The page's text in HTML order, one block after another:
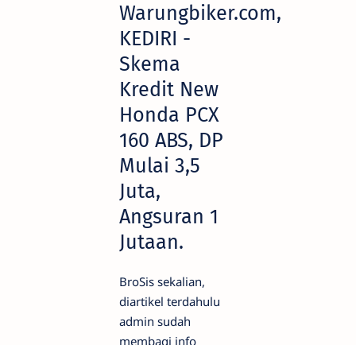
Warungbiker.com,
KEDIRI -
Skema
Kredit New
Honda PCX
160 ABS, DP
Mulai 3,5
Juta,
Angsuran 1
Jutaan.
BroSis sekalian,
diartikel terdahulu
admin sudah
membagi info